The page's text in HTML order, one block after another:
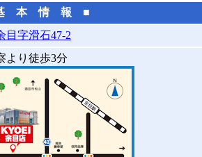
本 情 報 ■
目字滑石47-2
より徒歩3分